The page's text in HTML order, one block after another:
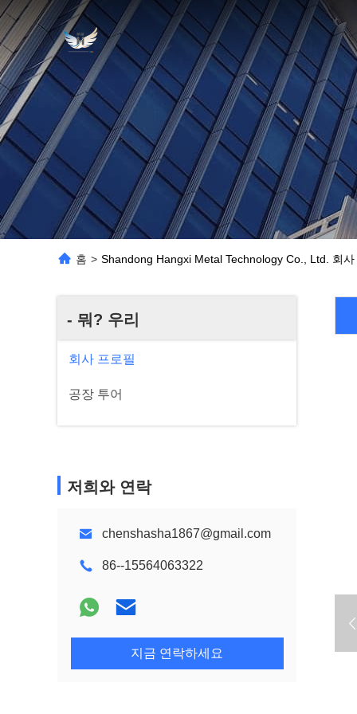
홈 > Shandong Hangxi Metal Technology Co., Ltd. 회사
- 뭐? 우리
회사 프로필
공장 투어
저희와 연락
chenshasha1867@gmail.com
86--15564063322
지금 연락하세요